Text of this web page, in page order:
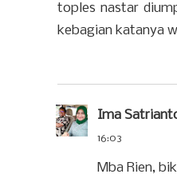
toples nastar
kebagian katanya
Ima
16:03
Mba Rien,